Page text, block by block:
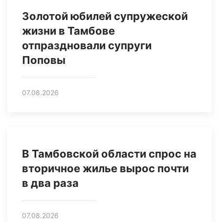
Золотой юбилей супружеской
жизни в Тамбове
отпраздновали супруги
Поповы
07.08.2026
В Тамбовской области спрос на
вторичное жилье вырос почти
в два раза
07.08.2026